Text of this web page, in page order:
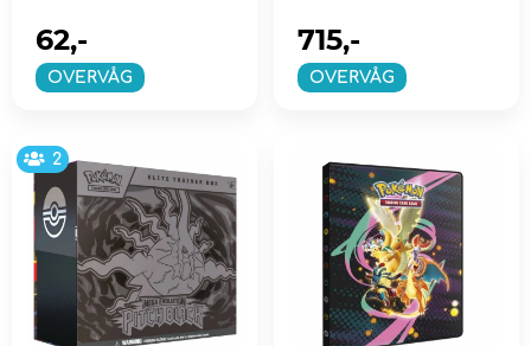
OVERVÅG
62,-
OVERVÅG
715,-
2